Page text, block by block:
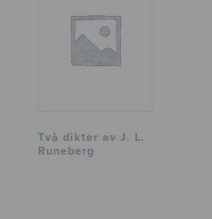
Två dikter av J. L.
Runeberg